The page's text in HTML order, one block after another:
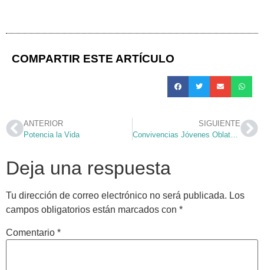
COMPARTIR ESTE ARTÍCULO
ANTERIOR
Potencia la Vida
SIGUIENTE
Convivencias Jóvenes Oblatos 2010
Deja una respuesta
Tu dirección de correo electrónico no será publicada. Los
campos obligatorios están marcados con *
Comentario *